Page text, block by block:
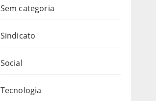
Sem categoria
Sindicato
Social
Tecnologia